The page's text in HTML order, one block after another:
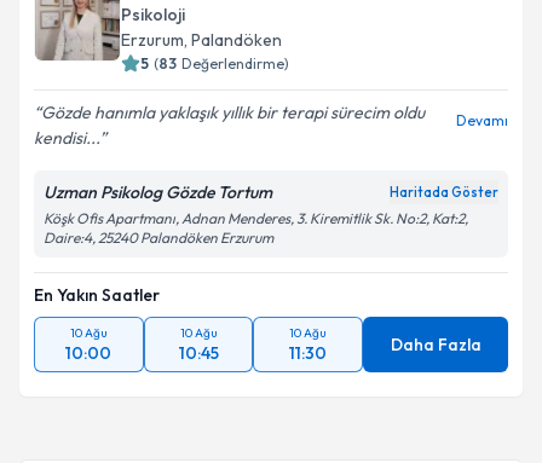
Psikoloji
Erzurum, Palandöken
5 (83 Değerlendirme)
Gözde hanımla yaklaşık yıllık bir terapi sürecim oldu
kendisi...
Devamı
Uzman Psikolog Gözde Tortum Haritada Göster
Köşk Ofis Apartmanı, Adnan Menderes, 3. Kiremitlik Sk. No:2, Kat:2,
Daire:4, 25240 Palandöken Erzurum
En Yakın Saatler
10 Ağu
10:00
10 Ağu
10:45
10 Ağu
11:30 Daha Fazla